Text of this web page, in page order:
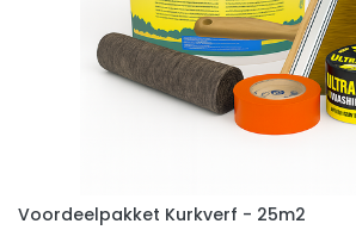
Voordeelpakket Kurkverf - 25m2